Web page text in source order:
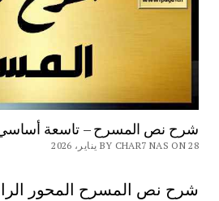
شرح نص المسرح – تاسعة أساسي
BY CHAR7 NAS ON 28 يناير، 2026
شرح نص المسرح المحور